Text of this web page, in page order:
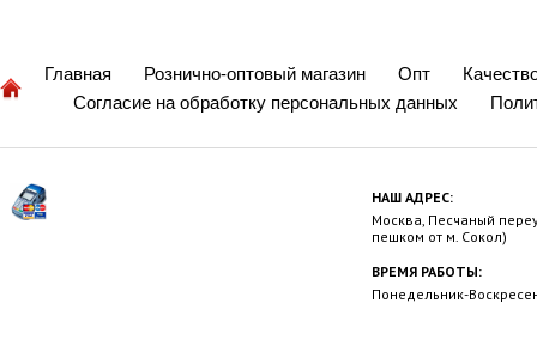
Главная Рознично-оптовый магазин Опт
Согласие на обработку персональных данных
НАШ АДРЕС:
Москва, Песчаный
пешком от м. Сокол)
ВРЕМЯ РАБОТЫ:
Понедельник-